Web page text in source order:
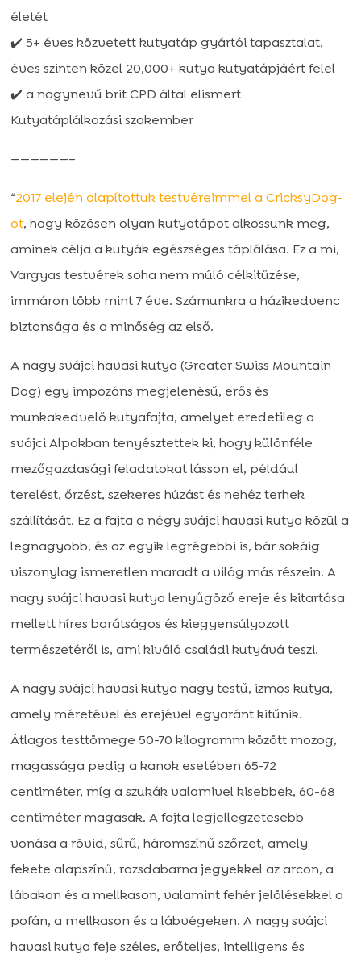
életét
✔️ 5+ éves közvetett kutyatáp gyártói tapasztalat,
éves szinten közel 20,000+ kutya kutyatápjáért felel
✔️ a nagynevű brit CPD által elismert
Kutyatáplálkozási szakember
——————–
“2017 elején alapítottuk testvéreimmel a CricksyDog-
ot, hogy közösen olyan kutyatápot alkossunk meg,
aminek célja a kutyák egészséges táplálása. Ez a mi,
Vargyas testvérek soha nem múló célkitűzése,
immáron több mint 7 éve. Számunkra a házikedvenc
biztonsága és a minőség az első.
A nagy svájci havasi kutya (Greater Swiss Mountain
Dog) egy impozáns megjelenésű, erős és
munkakedvelő kutyafajta, amelyet eredetileg a
svájci Alpokban tenyésztettek ki, hogy különféle
mezőgazdasági feladatokat lásson el, például
terelést, őrzést, szekeres húzást és nehéz terhek
szállítását. Ez a fajta a négy svájci havasi kutya közül a
legnagyobb, és az egyik legrégebbi is, bár sokáig
viszonylag ismeretlen maradt a világ más részein. A
nagy svájci havasi kutya lenyűgöző ereje és kitartása
mellett híres barátságos és kiegyensúlyozott
természetéről is, ami kiváló családi kutyává teszi.
A nagy svájci havasi kutya nagy testű, izmos kutya,
amely méretével és erejével egyaránt kitűnik.
Átlagos testtömege 50-70 kilogramm között mozog,
magassága pedig a kanok esetében 65-72
centiméter, míg a szukák valamivel kisebbek, 60-68
centiméter magasak. A fajta legjellegzetesebb
vonása a rövid, sűrű, háromszínű szőrzet, amely
fekete alapszínű, rozsdabarna jegyekkel az arcon, a
lábakon és a mellkason, valamint fehér jelölésekkel a
pofán, a mellkason és a lábvégeken. A nagy svájci
havasi kutya feje széles, erőteljes, intelligens és